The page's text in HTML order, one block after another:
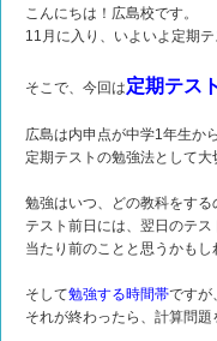
こんにちは！広島校です。
11月に入り、いよいよ定期
そこで、今回は定期テス
広島は内申点が中学1年生か
定期テストの勉強法として大
勉強はいつ、どの教科をする
テスト前日には、翌日のテス
当たり前のことと思うかもし
そして勉強する時間帯ですが、
それが終わったら、計算問題